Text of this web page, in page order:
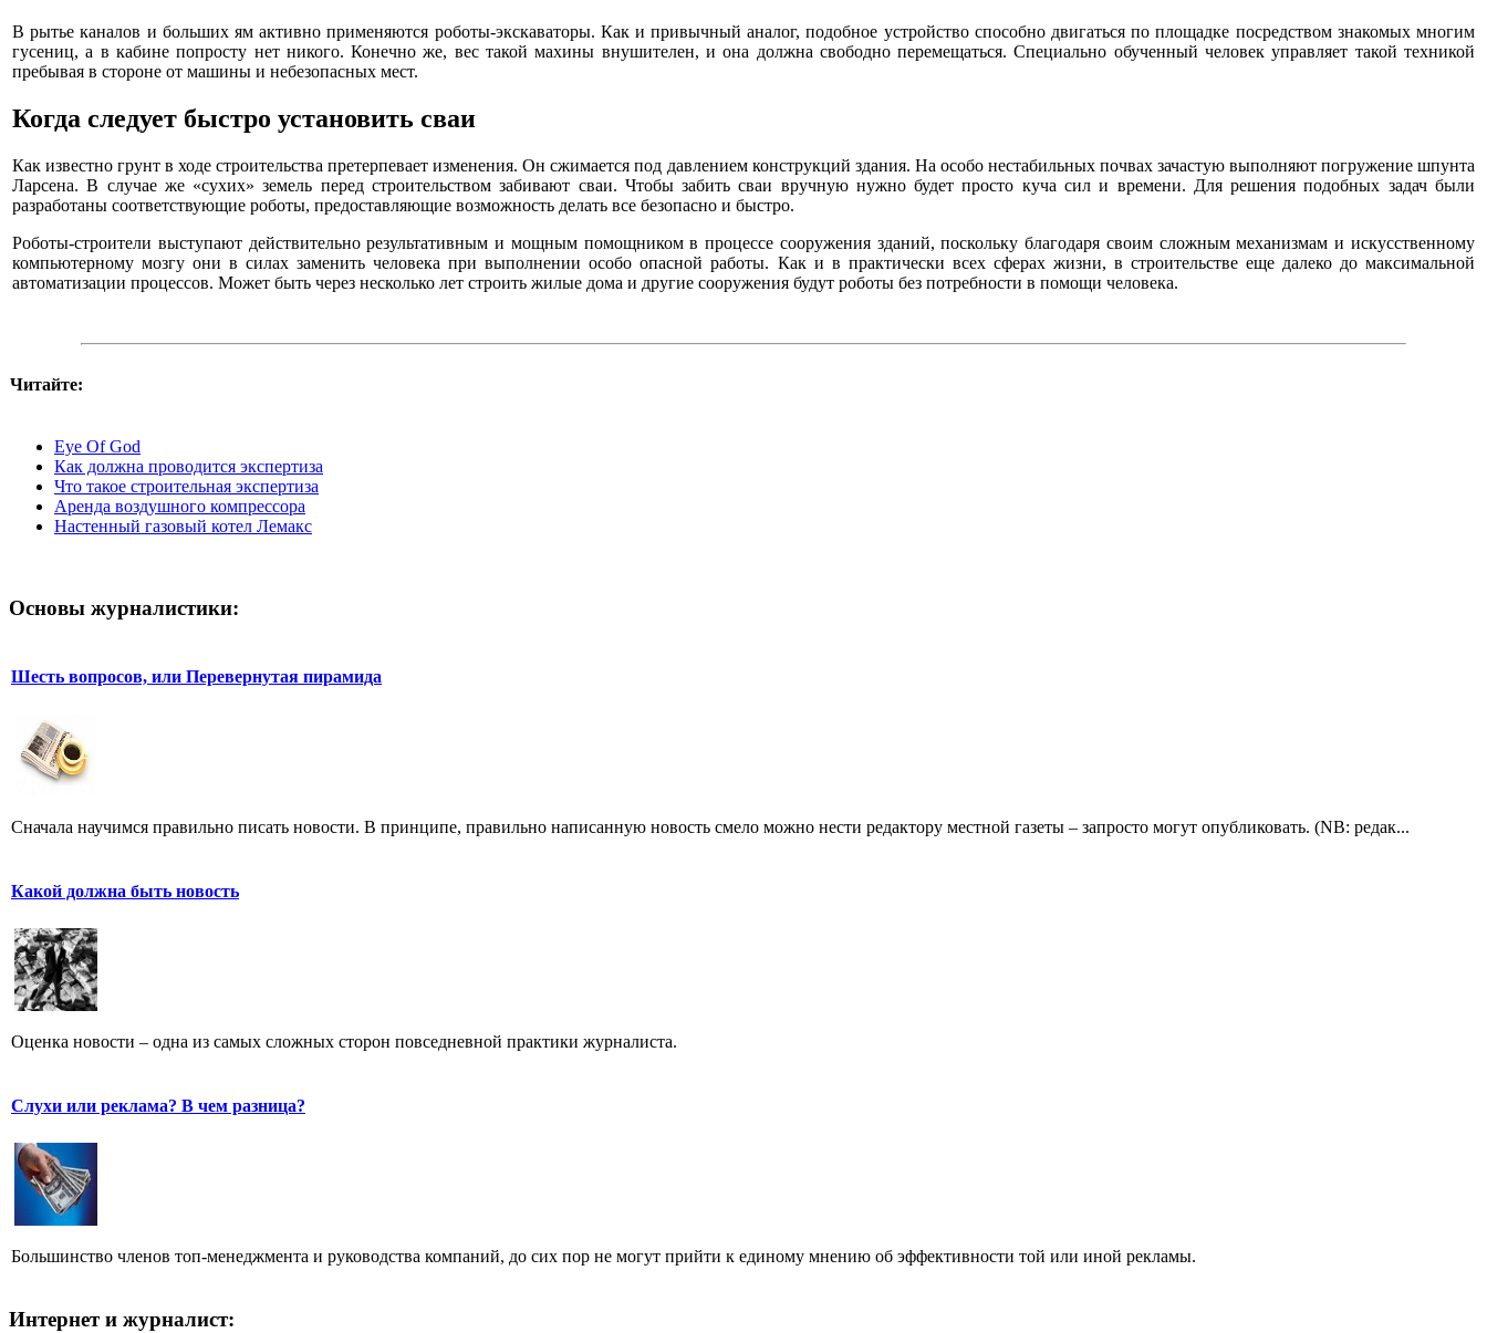
В рытье каналов и больших ям активно применяются роботы-экскаваторы. Как и привычный аналог, подобное устройство способно двигаться по площадке посредством знакомых многим
гусениц, а в кабине попросту нет никого. Конечно же, вес такой махины внушителен, и она должна свободно перемещаться. Специально обученный человек управляет такой техникой
пребывая в стороне от машины и небезопасных мест.
Когда следует быстро установить сваи
Как известно грунт в ходе строительства претерпевает изменения. Он сжимается под давлением конструкций здания. На особо нестабильных почвах зачастую выполняют погружение шпунта
Ларсена. В случае же «сухих» земель перед строительством забивают сваи. Чтобы забить сваи вручную нужно будет просто куча сил и времени. Для решения подобных задач были
разработаны соответствующие роботы, предоставляющие возможность делать все безопасно и быстро.
Роботы-строители выступают действительно результативным и мощным помощником в процессе сооружения зданий, поскольку благодаря своим сложным механизмам и искусственному
компьютерному мозгу они в силах заменить человека при выполнении особо опасной работы. Как и в практически всех сферах жизни, в строительстве еще далеко до максимальной
автоматизации процессов. Может быть через несколько лет строить жилые дома и другие сооружения будут роботы без потребности в помощи человека.
Читайте:
Eye Of God
Как должна проводится экспертиза
Что такое строительная экспертиза
Аренда воздушного компрессора
Настенный газовый котел Лемакс
Основы журналистики:
Шесть вопросов, или Перевернутая пирамида
Сначала научимся правильно писать новости. В принципе, правильно написанную новость смело можно нести редактору местной газеты – запросто могут опубликовать. (NB: редак...
Какой должна быть новость
Оценка новости – одна из самых сложных сторон повседневной практики журналиста.
Слухи или реклама? В чем разница?
Большинство членов топ-менеджмента и руководства компаний, до сих пор не могут прийти к единому мнению об эффективности той или иной рекламы.
Интернет и журналист: